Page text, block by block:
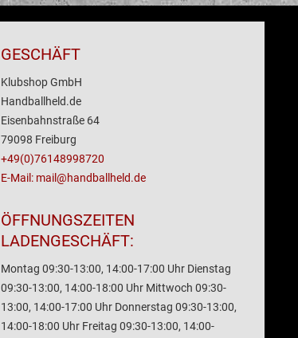
GESCHÄFT
Klubshop GmbH
Handballheld.de
Eisenbahnstraße 64
79098 Freiburg
+49(0)76148998720
E-Mail: mail@handballheld.de
ÖFFNUNGSZEITEN
LADENGESCHÄFT:
Montag 09:30-13:00, 14:00-17:00 Uhr Dienstag
09:30-13:00, 14:00-18:00 Uhr Mittwoch 09:30-
13:00, 14:00-17:00 Uhr Donnerstag 09:30-13:00,
14:00-18:00 Uhr Freitag 09:30-13:00, 14:00-